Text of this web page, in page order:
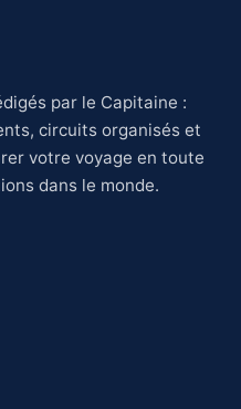
par le Capitaine :
circuits organisés et
votre voyage en toute
dans le monde.